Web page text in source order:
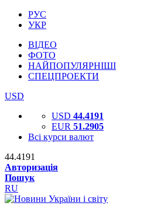
РУС
УКР
ВІДЕО
ФОТО
НАЙПОПУЛЯРНІШІ
СПЕЦПРОЕКТИ
USD
USD 44.4191
EUR 51.2905
Всі курси валют
44.4191
Авторизація
Пошук
RU